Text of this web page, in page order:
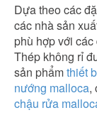
Dựa theo các
các nhà sản
phù hợp với
Thép không rỉ
sản phẩmthiết
nướng malloca,
chậu rửa